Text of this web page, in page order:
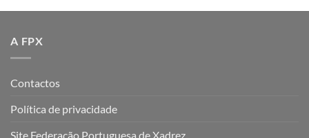
A FPX
Contactos
Política de privacidade
Site Federação Portuguesa de Xadrez